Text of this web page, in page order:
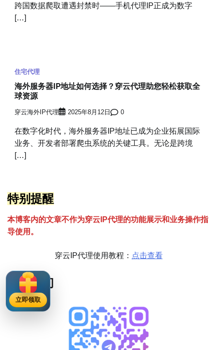
跨国数据爬取遭遇封禁时——手机代理IP正成为数字
[…]
住宅代理
海外服务器IP地址如何选择？穿云代理助您轻松获取全
球资源
穿云海外IP代理 2025年8月12日 0
在数字化时代，海外服务器IP地址已成为企业拓展国际
业务、开发者部署爬虫系统的关键工具。无论是跨境
[…]
特别提醒
本博客内的文章不作为穿云 P代理的功能展示和业务操作指
导使用。
穿云IP代理使用教程： 点击查看
联系我们
立即领取